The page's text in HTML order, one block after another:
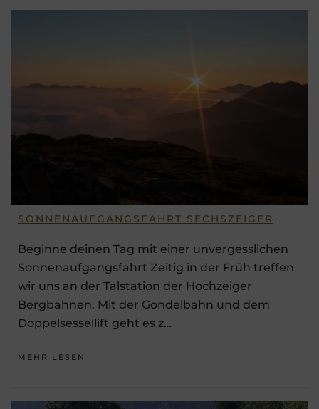
SONNENAUFGANGSFAHRT SECHSZEIGER
Beginne deinen Tag mit einer unvergesslichen
Sonnenaufgangsfahrt Zeitig in der Früh treffen
wir uns an der Talstation der Hochzeiger
Bergbahnen. Mit der Gondelbahn und dem
Doppelsessellift geht es z…
MEHR LESEN